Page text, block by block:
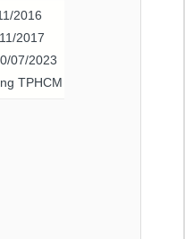
2016
2017
07/2023
TPHCM